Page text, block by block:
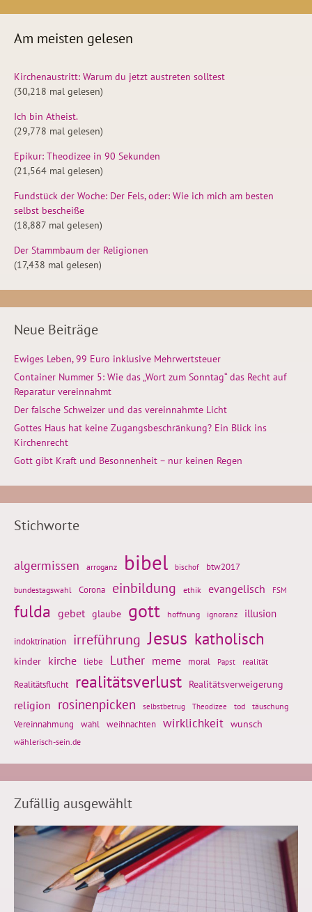
Am meisten gelesen
Kirchenaustritt: Warum du jetzt austreten solltest
(30,218 mal gelesen)
Ich bin Atheist.
(29,778 mal gelesen)
Epikur: Theodizee in 90 Sekunden
(21,564 mal gelesen)
Fundstück der Woche: Der Fels, oder: Wie ich mich am besten
selbst bescheiße
(18,887 mal gelesen)
Der Stammbaum der Religionen
(17,438 mal gelesen)
Neue Beiträge
Ewiges Leben, 99 Euro inklusive Mehrwertsteuer
Container Nummer 5: Wie das „Wort zum Sonntag“ das Recht auf
Reparatur vereinnahmt
Der falsche Schweizer und das vereinnahmte Licht
Gottes Haus hat keine Zugangsbeschränkung? Ein Blick ins
Kirchenrecht
Gott gibt Kraft und Besonnenheit – nur keinen Regen
Stichworte
algermissen arroganz bibel bischof btw2017
bundestagswahl Corona einbildung ethik evangelisch FSM
fulda gebet glaube gott hoffnung ignoranz illusion
indoktrination irreführung Jesus katholisch
kinder kirche liebe Luther meme moral Papst realität
Realitätsflucht realitätsverlust Realitätsverweigerung
religion rosinenpicken selbstbetrug Theodizee tod täuschung
Vereinnahmung wahl weihnachten wirklichkeit wunsch
wählerisch-sein.de
Zufällig ausgewählt